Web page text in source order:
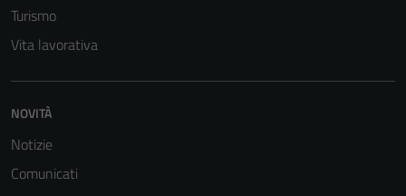
Turismo
Vita lavorativa
NOVITÀ
Notizie
Comunicati